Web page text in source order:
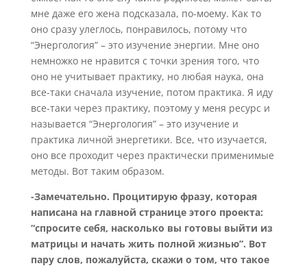
мне даже его жена подсказала, по-моему. Как то
оно сразу улеглось, понравилось, потому что
“Энергология” – это изучение энергии. Мне оно
немножко не нравится с точки зрения того, что
оно не учитывает практику, но любая наука, она
все-таки сначала изучение, потом практика. Я иду
все-таки через практику, поэтому у меня ресурс и
называется “Энергология” – это изучение и
практика личной энергетики. Все, что изучается,
оно все проходит через практически применимые
методы. Вот таким образом.
-Замечательно. Процитирую фразу, которая
написана на главной странице этого проекта:
“спросите себя, насколько вы готовы выйти из
матрицы и начать жить полной жизнью”. Вот
пару слов, пожалуйста, скажи о том, что такое